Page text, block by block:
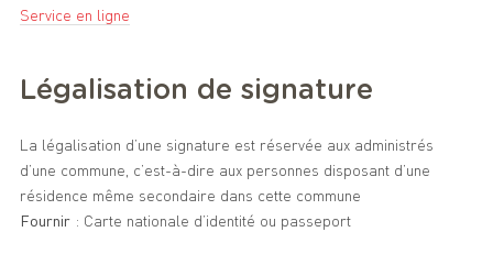
Service en ligne
Légalisation de signature
La légalisation d’une signature est réservée aux administrés
d’une commune, c’est-à-dire aux personnes disposant d’une
résidence même secondaire dans cette commune
Fournir: Carte nationale d’identité ou passeport